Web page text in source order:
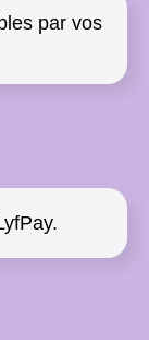
par vos